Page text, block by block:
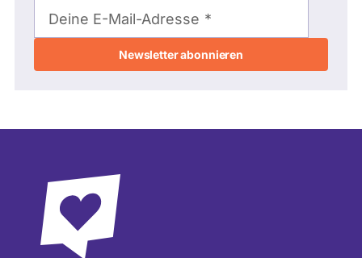
Mail-
Adresse
Deine E-Mail-Adresse